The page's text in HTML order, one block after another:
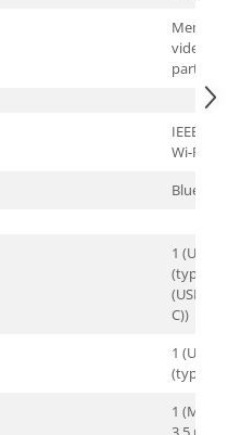
video
IEEE
Wi-Fi 6
1 (USB
(type
(USB
C))
1 (USB
(type A))
1